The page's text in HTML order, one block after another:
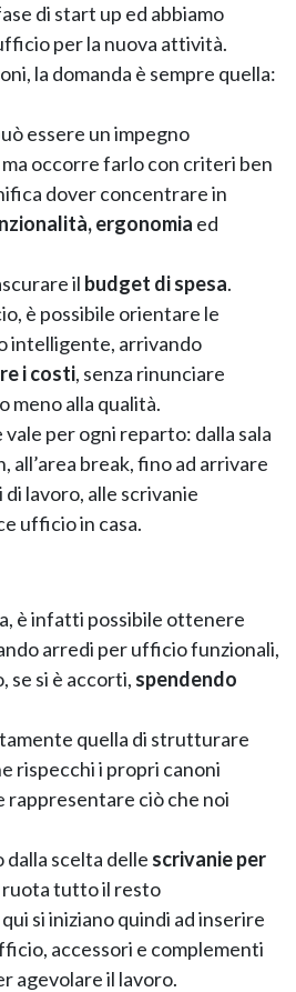
di start up ed abbiamo
per la nuova attività.
la domanda è sempre quella:
essere un impegno
occorre farlo con criteri ben
dover concentrare in
ergonomia ed
il budget di spesa.
è possibile orientare le
intelligente, arrivando
i costi, senza rinunciare
meno alla qualità.
per ogni reparto: dalla sala
all’area break, fino ad arrivare
lavoro, alle scrivanie
ufficio in casa.
è infatti possibile ottenere
arredi per ufficio funzionali,
se si è accorti, spendendo
quella di strutturare
rispecchi i propri canoni
rappresentare ciò che noi
dalla scelta delle scrivanie per
ruota tutto il resto
si iniziano quindi ad inserire
accessori e complementi
agevolare il lavoro.